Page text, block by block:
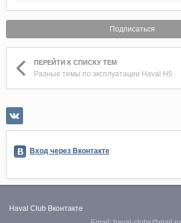
Подписаться
ПЕРЕЙТИ К СПИСКУ ТЕМ
Разные темы по эксплуатации Haval H5
Вход через Вконтакте
Haval Club Вконтакте